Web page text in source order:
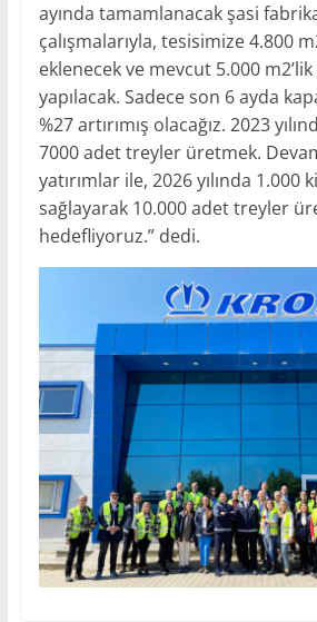
ayında tamamlanacak şasi
çalışmalarıyla, tesisimize 4.800
eklenecek ve mevcut 5.000
yapılacak. Sadece son 6 ayda
%27 artırımış olacağız. 2023
7000 adet treyler üretmek.
yatırımlar ile, 2026 yılında 1.000
sağlayarak 10.000 adet treyler
hedefliyoruz.” dedi.